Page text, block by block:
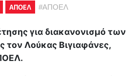
ΑΠΟΕΛ #ΑΠΟΕΛ
για διακανονισμό των
τον Λούκας Βιγιαφάνες,